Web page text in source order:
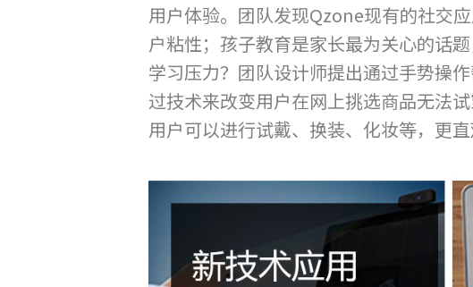
用户体验。团队发现Qzone现有的社交
户粘性；孩子教育是家长最为关心的话
学习压力？团队设计师提出通过手势操
过技术来改变用户在网上挑选商品无法
用户可以进行试戴、换装、化妆等，更